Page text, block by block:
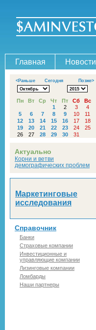
Главная Новости
<Раньше Сегодня Позже>
Пн Вт Ср Чт Пт Сб
Вс
1
2 3
4
5
6 7 8 9 10
11
12
13 14 15 16 17
18
19
20 21 22 23 24
25
26
27 28 29 30 31
Актуально
Корни и ветви
демографических проблем
Маркетинговые
исследования
Справочник
Банки
Страховые компании
Инвестиционные и
управляющие компании
Лизинговые компании
Ломбарды
Наши партнеры